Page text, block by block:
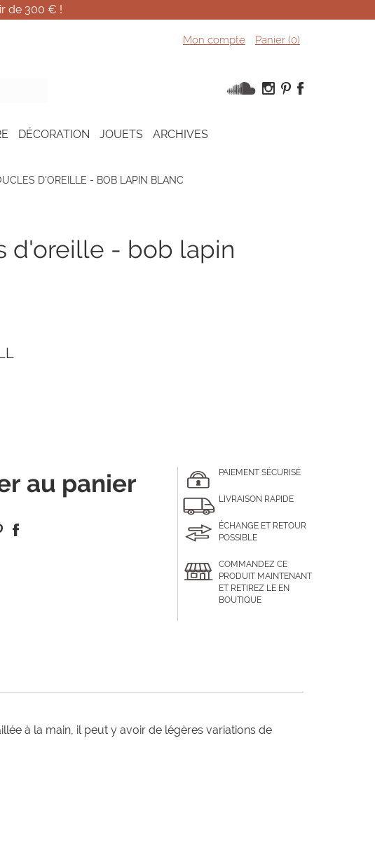
de 300 € !
Mon compte Panier (0)
DÉCORATION JOUETS ARCHIVES
D'OREILLE - BOB LAPIN BLANC
au panier PAIEMENT SÉCURISÉ
LIVRAISON RAPIDE
ÉCHANGE ET RETOUR
POSSIBLE
COMMANDEZ CE
PRODUIT MAINTENANT
ET RETIREZ LE EN
BOUTIQUE
à la main, il peut y avoir de légères variations de